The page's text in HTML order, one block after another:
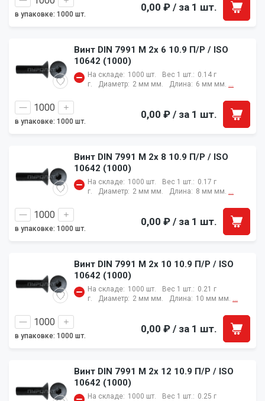
в упаковке: 1000 шт.
0,00 ₽ / за 1 шт.
Винт DIN 7991 M 2x 6 10.9 П/Р / ISO
10642 (1000)
На складе: 1000 шт. Вес 1 шт.: 0.14 г
г.
Диаметр: 2 мм мм. Длина: 6 мм мм. ...
в упаковке: 1000 шт.
0,00 ₽ / за 1 шт.
Винт DIN 7991 M 2x 8 10.9 П/Р / ISO
10642 (1000)
На складе: 1000 шт. Вес 1 шт.: 0.17 г
г.
Диаметр: 2 мм мм. Длина: 8 мм мм. ...
в упаковке: 1000 шт.
0,00 ₽ / за 1 шт.
Винт DIN 7991 M 2x 10 10.9 П/Р / ISO
10642 (1000)
На складе: 1000 шт. Вес 1 шт.: 0.21 г
г.
Диаметр: 2 мм мм. Длина: 10 мм мм. ...
в упаковке: 1000 шт.
0,00 ₽ / за 1 шт.
Винт DIN 7991 M 2x 12 10.9 П/Р / ISO
10642 (1000)
На складе: 1000 шт. Вес 1 шт.: 0.25 г